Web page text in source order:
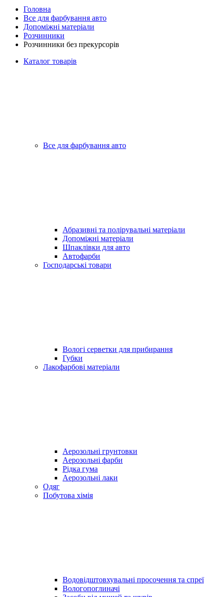
Головна
Все для фарбування авто
Допоміжні матеріали
Розчинники
Розчинники без прекурсорів
Каталог товарів
Все для фарбування авто
Абразивні та полірувальні матеріали
Допоміжні матеріали
Шпаклівки для авто
Автофарби
Господарські товари
Вологі серветки для прибирання
Губки
Лакофарбові матеріали
Аерозольні грунтовки
Аерозольні фарби
Рідка гума
Аерозольні лаки
Одяг
Побутова хімія
Водовідштовхувальні просочення та спреї
Вологопоглиначі